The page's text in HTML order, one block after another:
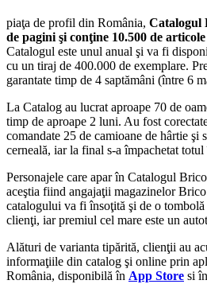
piaţa de profil din România, Catalogul
de pagini şi conţine 10.500 de articole
Catalogul este unul anual şi va fi
cu un tiraj de 400.000 de exemplare.
garantate timp de 4 saptămâni (între 6
La Catalog au lucrat aproape 70 de
timp de aproape 2 luni. Au fost
comandate 25 de camioane de hârtie şi
cerneală, iar la final s-a împachetat
Personajele care apar în Catalogul
aceştia fiind angajaţii magazinelor
catalogului va fi însoţită şi de o
clienţi, iar premiul cel mare este un
Alături de varianta tipărită, clienţii au
informaţiile din catalog şi online prin
România, disponibilă în App Store si în